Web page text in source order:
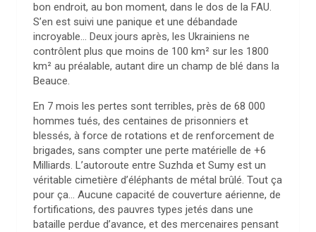
bon endroit, au bon moment, dans le dos de la FAU.
S’en est suivi une panique et une débandade
incroyable… Deux jours après, les Ukrainiens ne
contrôlent plus que moins de 100 km² sur les 1800
km² au préalable, autant dire un champ de blé dans la
Beauce.
En 7 mois les pertes sont terribles, près de 68 000
hommes tués, des centaines de prisonniers et
blessés, à force de rotations et de renforcement de
brigades, sans compter une perte matérielle de +6
Milliards. L’autoroute entre Suzhda et Sumy est un
véritable cimetière d’éléphants de métal brûlé. Tout ça
pour ça… Aucune capacité de couverture aérienne, de
fortifications, des pauvres types jetés dans une
bataille perdue d’avance, et des mercenaires pensant